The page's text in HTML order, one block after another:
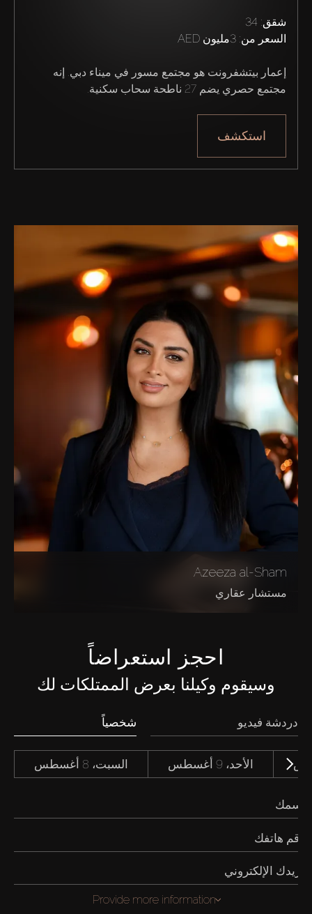
شقق: 34
السعر من: 3مليون AED
مجتمع حصري يضم 27 ناطحة سحاب سكنية.
استكشف
Azeeza al-Sham
مستشار عقاري
احجز استعراضاً
وسيقوم وكيلنا بعرض الممتلكات لك
شخصياً دردشة فيديو
السبت، 8 أغسطس الأحد، 9 أغسطس
Provide more information